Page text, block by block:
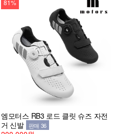
81%
엠모터스 RB3 로드 클릿 슈즈 자전
거 신발 판매 36